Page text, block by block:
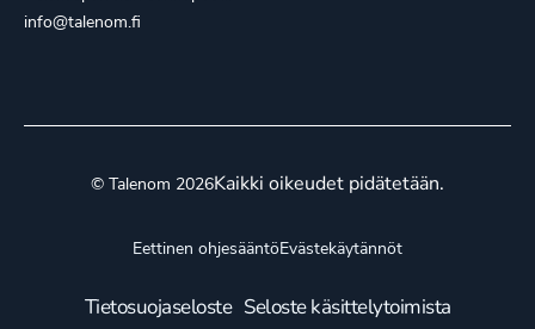
info@talenom.fi
© Talenom 2026Kaikki oikeudet pidätetään.
Eettinen ohjesääntöEvästekäytännöt
Tietosuojaseloste Seloste käsittelytoimista